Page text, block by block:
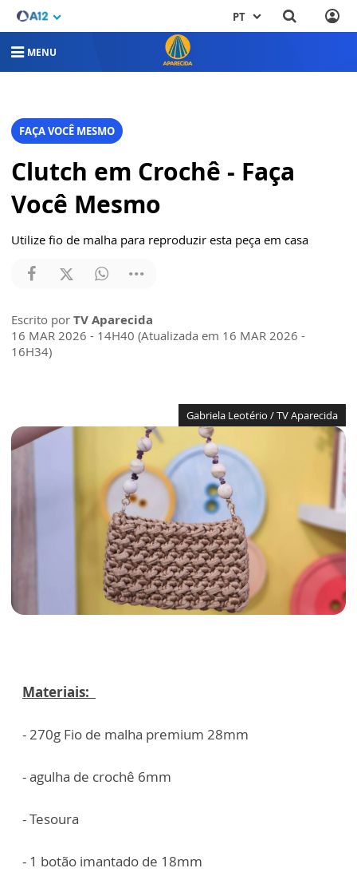
PT
MENU
FAÇA VOCÊ MESMO
Clutch em Crochê - Faça
Você Mesmo
Utilize fio de malha para reproduzir esta peça em casa
Escrito por TV Aparecida
16 MAR 2026 - 14H40 (Atualizada em 16 MAR 2026 -
16H34)
Gabriela Leotério / TV Aparecida
Materiais: ⁠
- 270g Fio de malha premium 28mm
- ⁠agulha de crochê 6mm
- ⁠Tesoura
- ⁠1 botão imantado de 18mm